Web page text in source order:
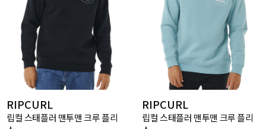
RIPCURL
립컬 스태플러 맨투맨 크루 플리
RIPCURL
립컬 스태플러 맨투맨 크루 플리